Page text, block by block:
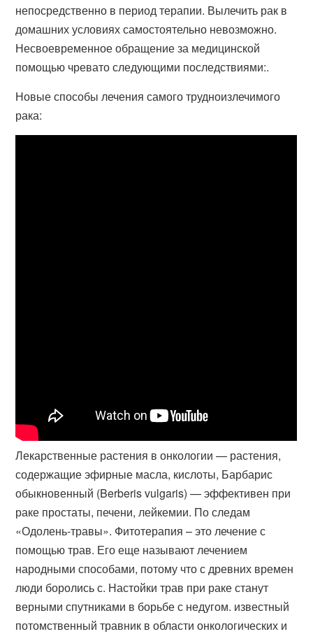
непосредственно в период терапии. Вылечить рак в
домашних условиях самостоятельно невозможно.
Несвоевременное обращение за медицинской
помощью чревато следующими последствиями:.
Новые способы лечения самого трудноизлечимого
рака:
Лекарственные растения в онкологии — растения,
содержащие эфирные масла, кислоты, Барбарис
обыкновенный (Berberis vulgaris) — эффективен при
раке простаты, печени, лейкемии. По следам
«Одолень-​травы». Фитотерапия – это лечение с
помощью трав. Его еще называют лечением
народными способами, потому что с древних времен
люди боролись с. Настойки трав при раке станут
верными спутниками в борьбе с недугом. известный
потомственный травник в области онкологических и